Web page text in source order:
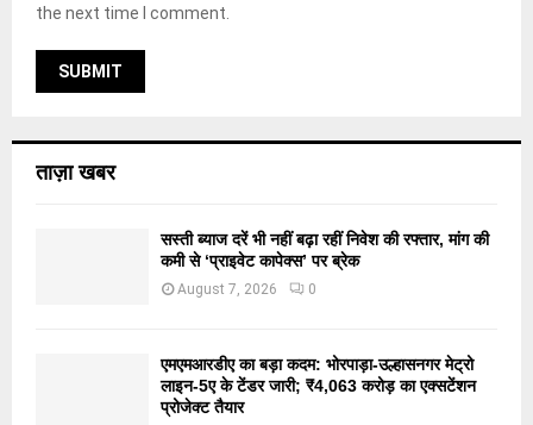
the next time I comment.
ताज़ा खबर
सस्ती ब्याज दरें भी नहीं बढ़ा रहीं निवेश की रफ्तार, मांग की
कमी से ‘प्राइवेट कापेक्स’ पर ब्रेक
August 7, 2026 0
एमएमआरडीए का बड़ा कदम: भोरपाड़ा-उल्हासनगर मेट्रो
लाइन-5ए के टेंडर जारी; ₹4,063 करोड़ का एक्सटेंशन
प्रोजेक्ट तैयार